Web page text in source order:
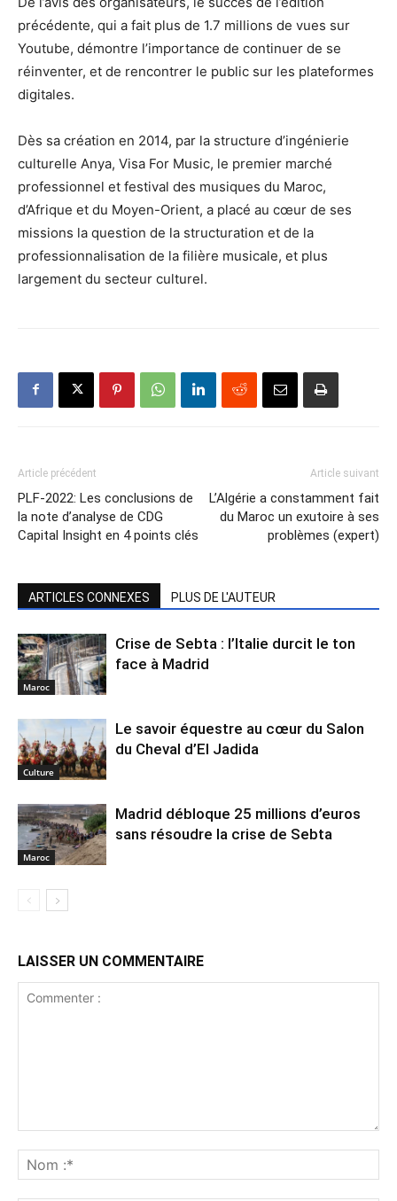
précédente, qui a fait plus de 1.7 millions de vues sur
Youtube, démontre l’importance de continuer de se
réinventer, et de rencontrer le public sur les plateformes
digitales.
Dès sa création en 2014, par la structure d’ingénierie
culturelle Anya, Visa For Music, le premier marché
professionnel et festival des musiques du Maroc,
d’Afrique et du Moyen-Orient, a placé au cœur de ses
missions la question de la structuration et de la
professionnalisation de la filière musicale, et plus
largement du secteur culturel.
Article précédent
PLF-2022: Les conclusions de
la note d’analyse de CDG
Capital Insight en 4 points clés
Article suivant
L’Algérie a constamment fait
du Maroc un exutoire à ses
problèmes (expert)
ARTICLES CONNEXES PLUS DE L'AUTEUR
Maroc
Crise de Sebta : l’Italie durcit le ton
face à Madrid
Culture
Le savoir équestre au cœur du Salon
du Cheval d’El Jadida
Maroc
Madrid débloque 25 millions d’euros
sans résoudre la crise de Sebta
LAISSER UN COMMENTAIRE